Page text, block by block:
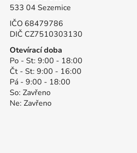
533 04 Sezemice
IČO 68479786
DIČ CZ7510303130
Otevírací doba
Po - St: 9:00 - 18:00
Čt - St: 9:00 - 16:00
Pá - 9:00 - 18:00
So: Zavřeno
Ne: Zavřeno